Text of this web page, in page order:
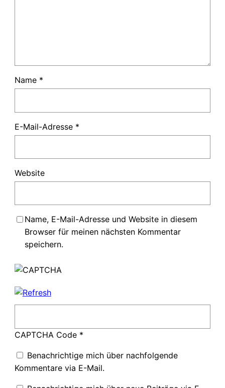
Name *
E-Mail-Adresse *
Website
Name, E-Mail-Adresse und Website in diesem
Browser für meinen nächsten Kommentar
speichern.
CAPTCHA Code*
Benachrichtige mich über nachfolgende
Kommentare via E-Mail.